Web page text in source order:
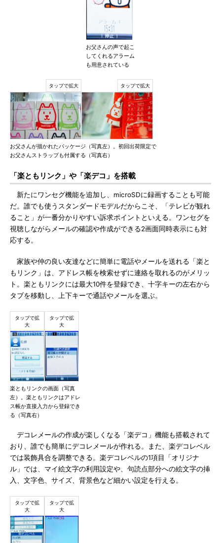
お父さんの声で起こ
してくれるアラーム
も用意されている
お父さんが描かれたパッケージ（写真左）。初回出荷限定で
お父さんストラップも付属する（写真右）
「楽ともリンク」や「楽デコ」を搭載
新たにワンセグ機能を追加し、microSDに録画することも可能
だ。誰でも使うスタンダードモデルだからこそ、「テレビが観れ
ること」が一番分かりやすい訴求ポイントといえる。ワンセグを
視聴しながらメールの確認や作成ができる2画面同時表示にも対
応する。
家族や仲の良い友達などに簡単に電話やメールを送れる「楽と
もリンク」は、アドレス帳を検索せずに連絡を取れるのがメリッ
ト。楽ともリンクには最大10件を登録でき、十字キーの左右から
タブを移動し、上下キーで通話やメールを選ぶ。
楽ともリンクの画面（写真
左）。楽ともリンクはアドレ
ス帳か直接入力から登録でき
る（写真右）
デコレメールの作成が楽しくなる「楽デコ」機能も搭載されて
おり、誰でも簡単にデコレメールが作れる。また、楽デコレベル
では装飾具合を調整できる。楽デコレベルの1項目「オリジナ
ル」では、マイ絵文字の利用設定や、句読点部分への絵文字の挿
入、文字色、サイズ、背景色など細かい設定を行える。